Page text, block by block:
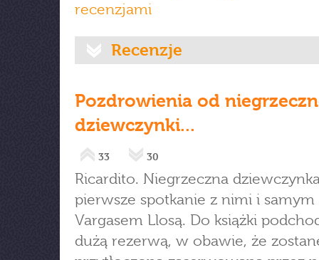
recenzjami
Recenzje
Pozdrowienia od
dziewczynki...
33 30
Ricardito. Niegrzeczna
pierwsze spotkanie z nimi i samym
Vargasem Llosą. Do książki
dużą rezerwą, w obawie, że